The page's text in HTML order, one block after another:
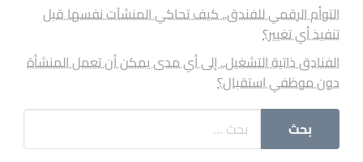
التوأم الرقمي للفندق.. كيف تحاكي المنشآت نفسها قبل
تنفيذ أي تغيير؟
الفنادق ذاتية التشغيل.. إلى أي مدى يمكن أن تعمل المنشأة
دون موظفي استقبال؟